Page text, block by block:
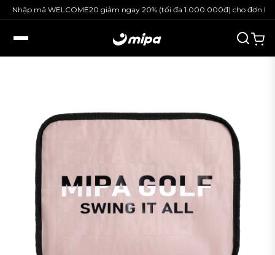
Nhập mã WELCOME20 giảm ngay 20% (tối đa 1.000.000đ) cho đơn